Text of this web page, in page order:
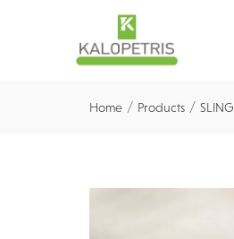
Home / Products / SLING